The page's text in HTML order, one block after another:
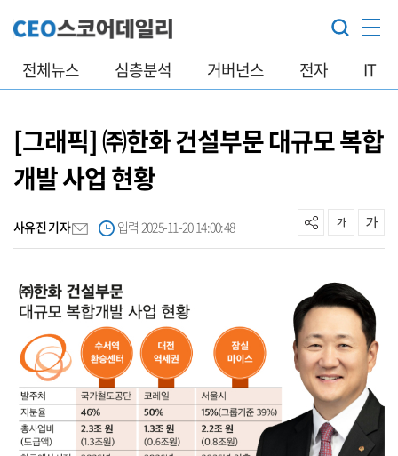
전체뉴스 심층분석 거버넌스 전자 IT
[그래픽] ㈜한화 건설부문 대규모 복합
개발 사업 현황
사유진 기자 입력 2025-11-20 14:00:48